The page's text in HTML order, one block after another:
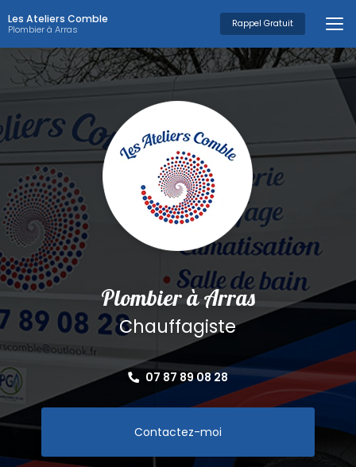
au
contenu
principal
Les Ateliers Comble
Plombier à Arras Rappel Gratuit
Plombier à Arras
Chauffagiste
07 87 89 08 28
Contactez-moi